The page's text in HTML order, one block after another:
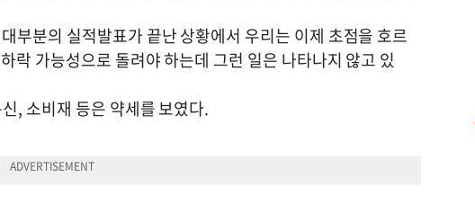
부분의 실적발표가 끝난 상황에서 우리는 이제 초점을 호르
락 가능성으로 돌려야 하는데 그런 일은 나타나지 않고 있
, 소비재 등은 약세를 보였다.